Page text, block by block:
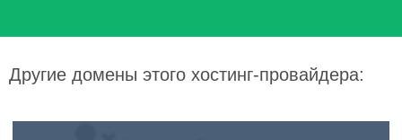
Другие домены этого хостинг-провайдера: